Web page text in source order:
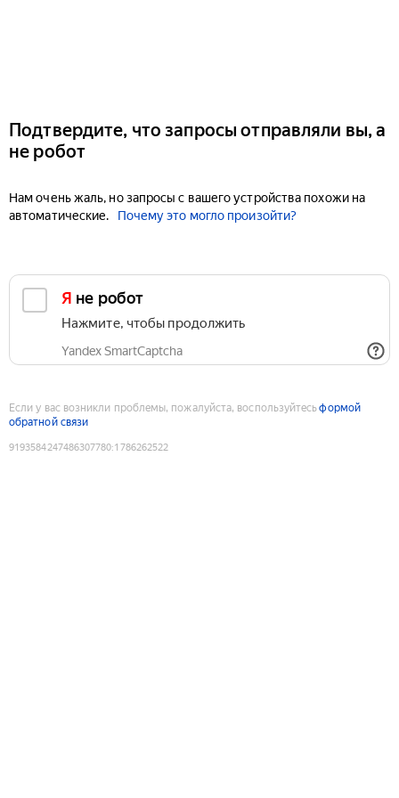
Подтвердите, что запросы отправляли вы, а
не робот
Нам очень жаль, но запросы с вашего устройства похожи на
автоматические.
Почему это могло произойти?
Я не робот
Нажмите, чтобы продолжить
Yandex SmartCaptcha
Если у вас возникли проблемы, пожалуйста, воспользуйтесьформой
обратной связи
9193584247486307780:1786262522